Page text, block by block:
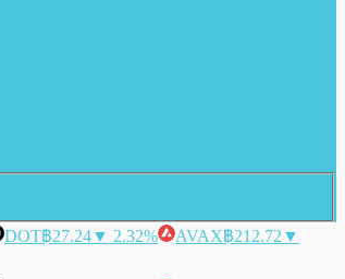
DOT฿27.24▼ 2.32% AVAX฿212.72 ▼